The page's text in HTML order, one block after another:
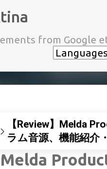
from Google
【Review】Melda
ラム音源、機能紹介
Melda